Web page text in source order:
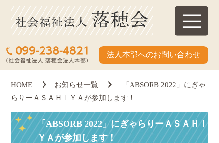
法人本部へのお問い合わせ
HOME お知らせ一覧
「ABSORB 2022」にぎゃ
らりーＡＳＡＨＩＹＡが参加します！
「ABSORB 2022」にぎゃらりーＡＳＡＨＩ
ＹＡが参加します！